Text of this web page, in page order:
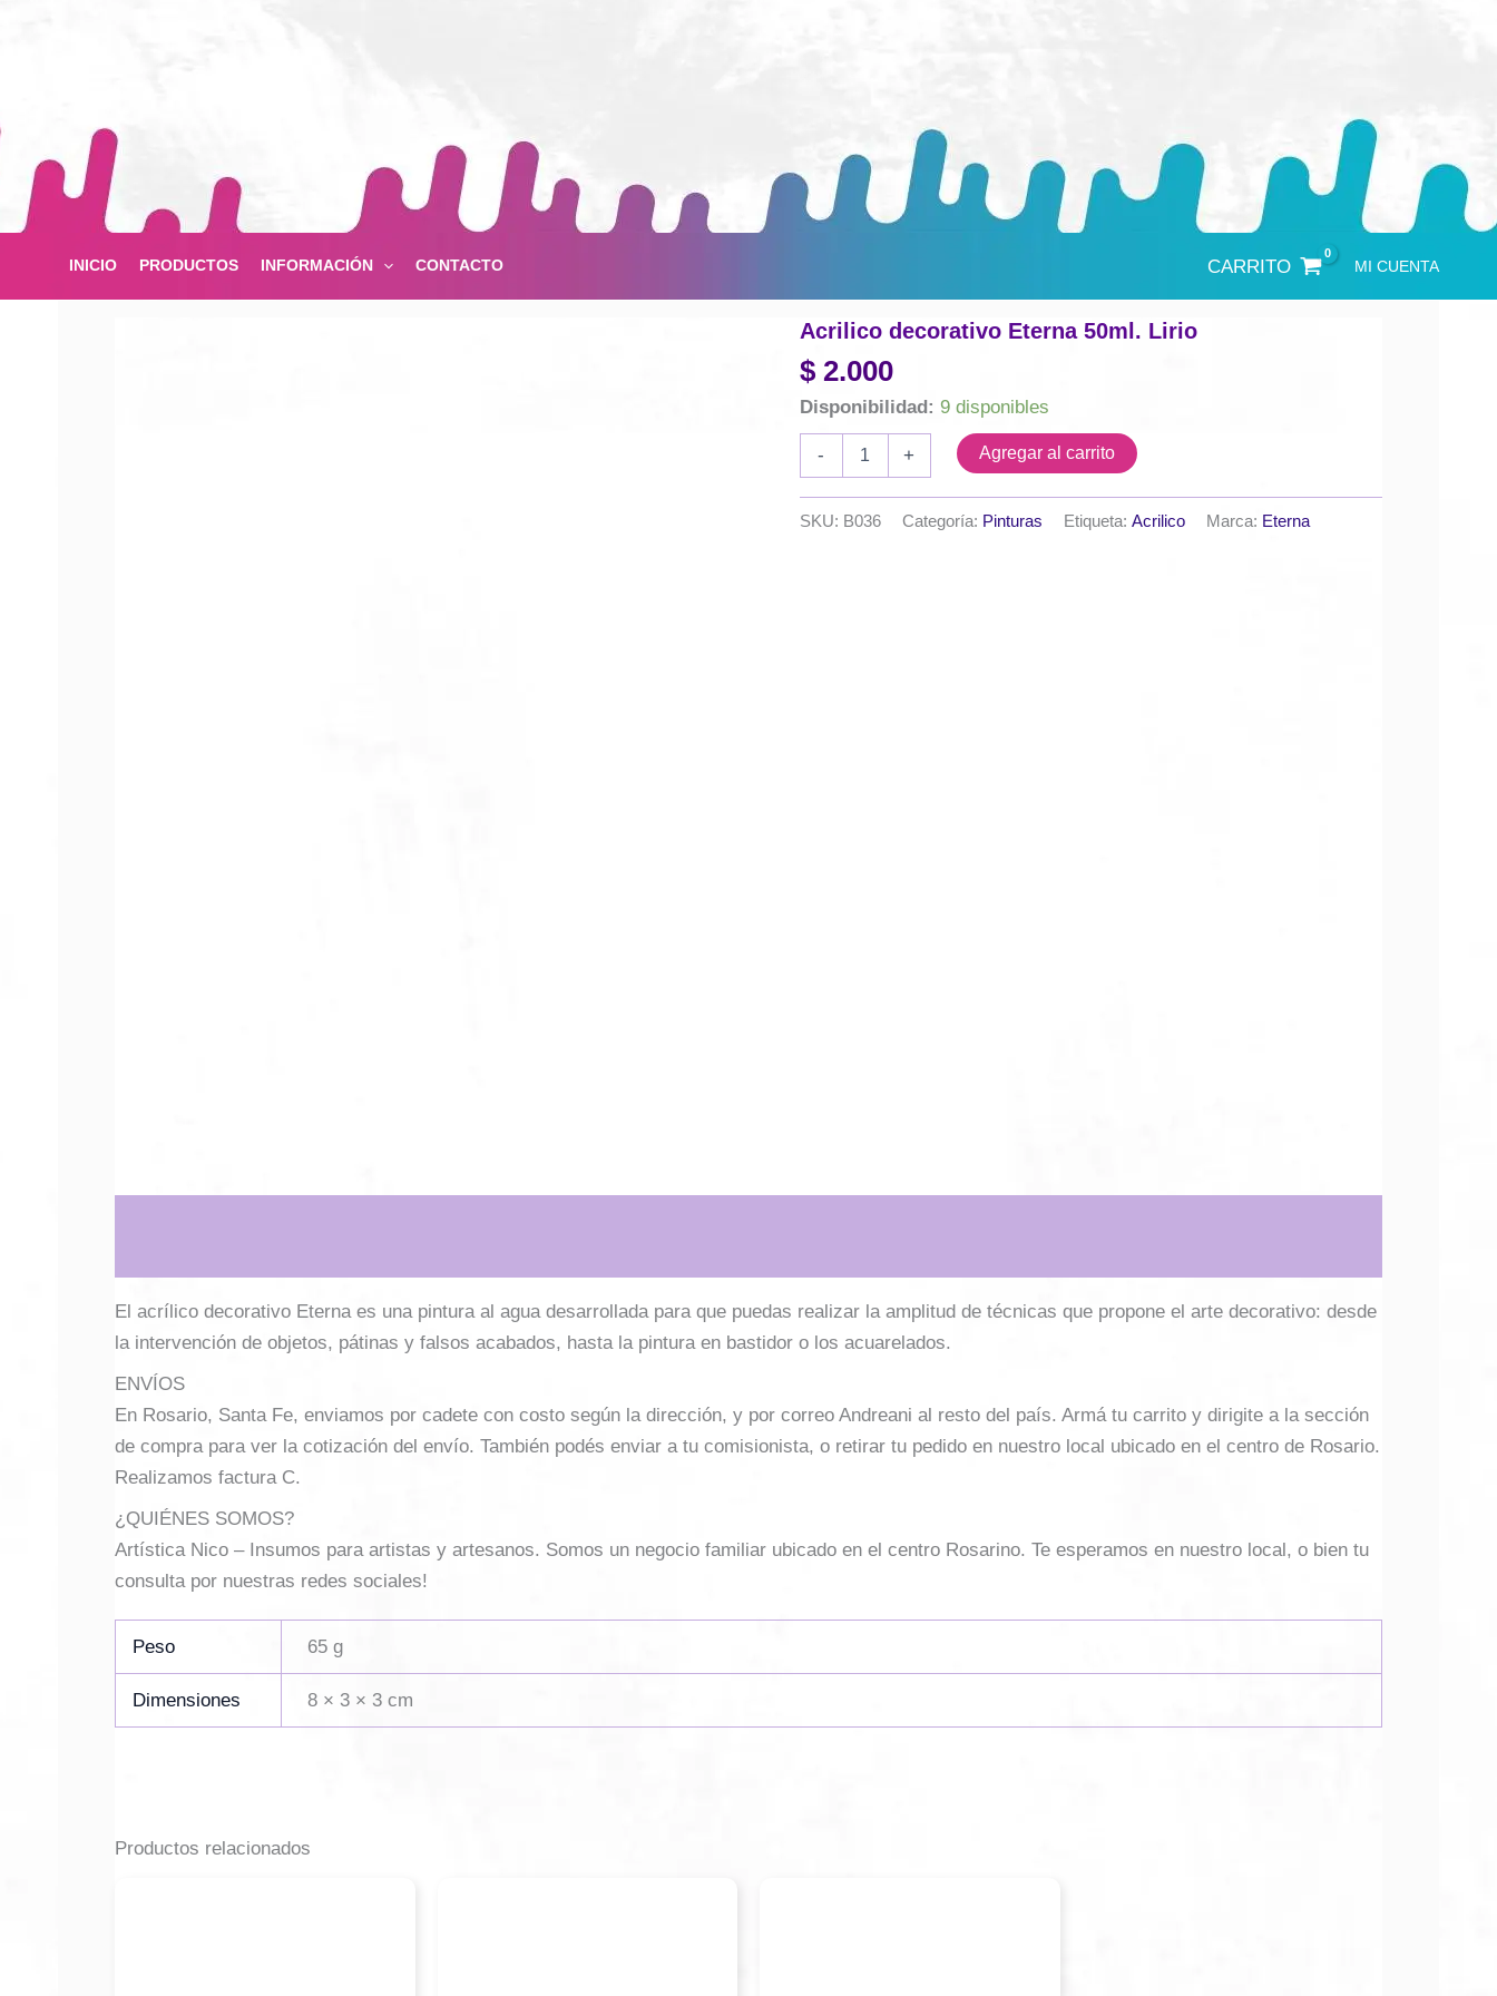
INICIO PRODUCTOS INFORMACIÓN CONTACTO CARRITO MI CUENTA
Acrilico decorativo Eterna 50ml. Lirio
$2.000
Disponibilidad: 9 disponibles
-
decorativo
Lirio
+ Agregar al carrito
SKU: B036 Categoría: Pinturas Etiqueta: Acrilico Marca: Eterna
El acrílico decorativo Eterna es una pintura al agua desarrollada para que puedas realizar la amplitud de técnicas que propone el arte decorativo: desde
la intervención de objetos, pátinas y falsos acabados, hasta la pintura en bastidor o los acuarelados.
ENVÍOS
En Rosario, Santa Fe, enviamos por cadete con costo según la dirección, y por correo Andreani al resto del país. Armá tu carrito y dirigite a la sección
de compra para ver la cotización del envío. También podés enviar a tu comisionista, o retirar tu pedido en nuestro local ubicado en el centro de Rosario.
Realizamos factura C.
¿QUIÉNES SOMOS?
Artística Nico – Insumos para artistas y artesanos. Somos un negocio familiar ubicado en el centro Rosarino. Te esperamos en nuestro local, o bien tu
consulta por nuestras redes sociales!
Peso 65 g
Dimensiones 8 × 3 × 3 cm
Productos relacionados